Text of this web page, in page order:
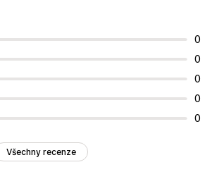
0
0
0
0
0
Všechny recenze